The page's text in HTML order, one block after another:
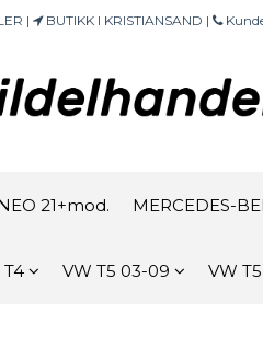
| BUTIKK I KRISTIANSAND |
21+mod. MERCEDES-
T4 VW T5 03-09 VW